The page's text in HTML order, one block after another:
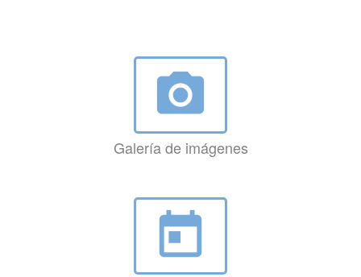
photo_camera
Galería de imágenes
today